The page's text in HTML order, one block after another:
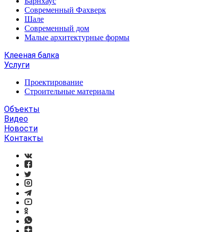
Современный Фахверк
Шале
Современный дом
Малые архитектурные формы
Клееная балка
Услуги
Проектирование
Строительные материалы
Объекты
Видео
Новости
Контакты